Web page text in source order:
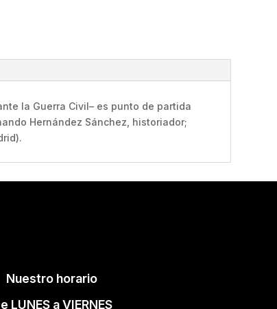
la Guerra Civil– es punto de partida
Hernández Sánchez, historiador;
Nuestro horario
LUNES a VIERNES